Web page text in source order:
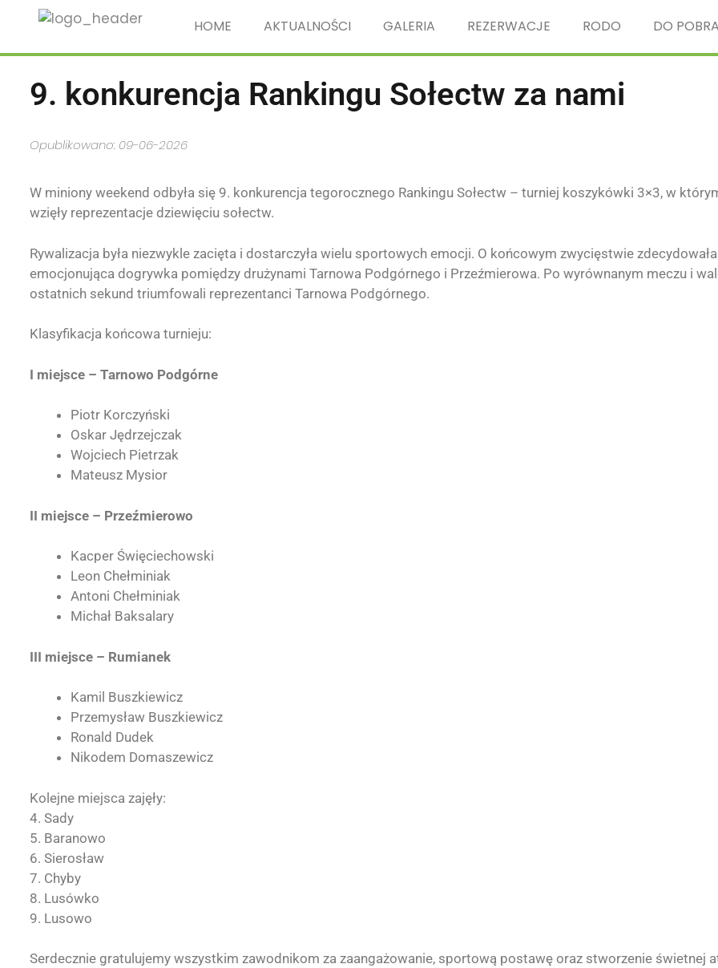
HOME AKTUALNOŚCI GALERIA REZERWACJE RODO DO
9. konkurencja Rankingu Sołectw za nami
Opublikowano: 09-06-2026
W miniony weekend odbyła się 9. konkurencja tegorocznego Rankingu Sołectw – turniej koszykówki 3×3, w
wzięły reprezentacje dziewięciu sołectw.
Rywalizacja była niezwykle zacięta i dostarczyła wielu sportowych emocji. O końcowym zwycięstwie zdecydowała
emocjonująca dogrywka pomiędzy drużynami Tarnowa Podgórnego i Przeźmierowa. Po wyrównanym meczu i
ostatnich sekund triumfowali reprezentanci Tarnowa Podgórnego.
Klasyfikacja końcowa turnieju:
I miejsce – Tarnowo Podgórne
Piotr Korczyński
Oskar Jędrzejczak
Wojciech Pietrzak
Mateusz Mysior
II miejsce – Przeźmierowo
Kacper Święciechowski
Leon Chełminiak
Antoni Chełminiak
Michał Baksalary
III miejsce – Rumianek
Kamil Buszkiewicz
Przemysław Buszkiewicz
Ronald Dudek
Nikodem Domaszewicz
Kolejne miejsca zajęły:
4. Sady
5. Baranowo
6. Sierosław
7. Chyby
8. Lusówko
9. Lusowo
Serdecznie gratulujemy wszystkim zawodnikom za zaangażowanie, sportową postawę oraz stworzenie świetnej